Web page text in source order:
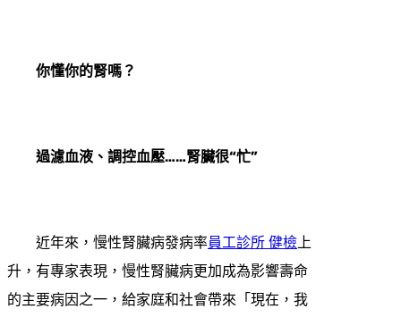
你懂你的腎嗎？
過濾血液、調控血壓……腎臟很“忙”
近年來，慢性腎臟病發病率員工診所 健檢 上
升，有專家表現，慢性腎臟病更加成為影響壽命
的主要病因之一，給家庭和社會帶來「現在，我